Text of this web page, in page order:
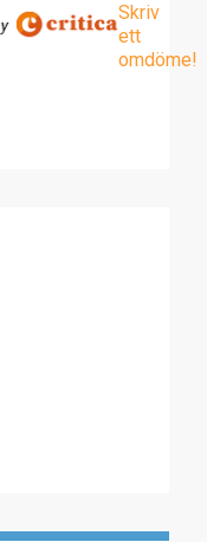
Skriv
ett
omdöme!